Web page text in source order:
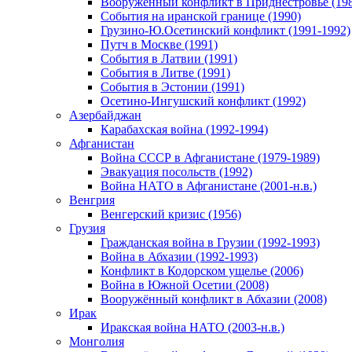
События на иранской границе (1990)
Грузино-Ю.Осетинский конфликт (1991-1992)
Путч в Москве (1991)
События в Латвии (1991)
События в Литве (1991)
События в Эстонии (1991)
Осетино-Ингушский конфликт (1992)
Азербайджан
Карабахская война (1992-1994)
Афганистан
Война СССР в Афганистане (1979-1989)
Эвакуация посольств (1992)
Война НАТО в Афганистане (2001-н.в.)
Венгрия
Венгерский кризис (1956)
Грузия
Гражданская война в Грузии (1992-1993)
Война в Абхазии (1992-1993)
Конфликт в Кодорском ущелье (2006)
Война в Южной Осетии (2008)
Вооружённый конфликт в Абхазии (2008)
Ирак
Иракская война НАТО (2003-н.в.)
Монголия